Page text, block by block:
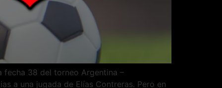
fecha 38 del torneo Argentina –
a una jugada de Elías Contreras. Pero en